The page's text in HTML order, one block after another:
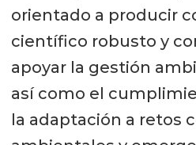
orientado a producir
científico robusto y
apoyar la gestión
así como el
la adaptación a retos